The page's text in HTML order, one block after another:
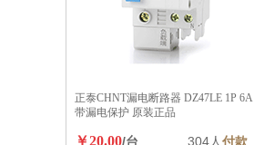
正泰CHNT漏电断路器 DZ47LE 1P 6A
带漏电保护 原装正品
￥20.00/台 304人付款